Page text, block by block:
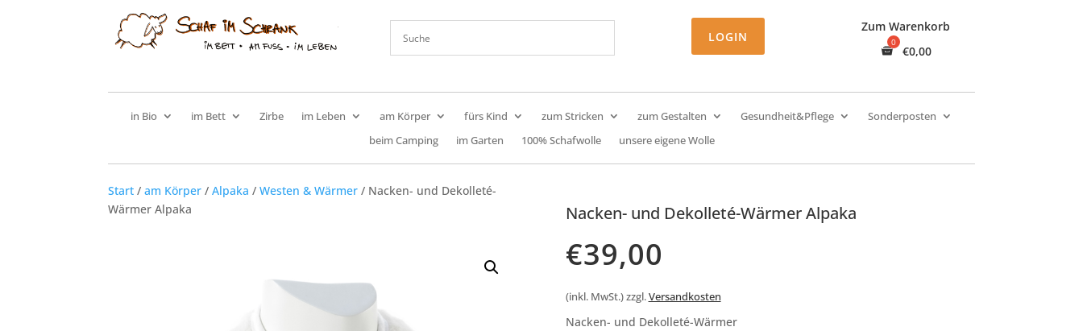
LOGIN
Zum Warenkorb
€0,00
in Bio im Bett Zirbe im Leben am Körper fürs Kind zum Stricken zum Gestalten Gesundheit&Pflege
Sonderposten
beim Camping
im Garten 100% Schafwolle unsere eigene Wolle
Start /am Körper /Alpaka /Westen & Wärmer / Nacken- und Dekolleté-
Wärmer Alpaka
Nacken- und Dekolleté-Wärmer Alpaka
€39,00
(inkl. MwSt.) zzgl.Versandkosten
Nacken- und Dekolleté-Wärmer